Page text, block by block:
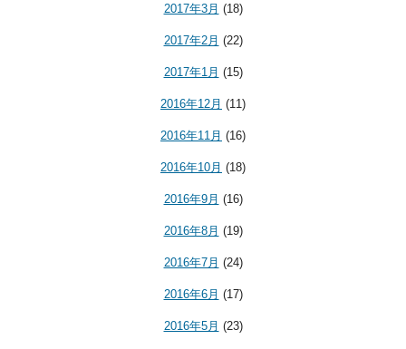
2017年3月 (18)
2017年2月 (22)
2017年1月 (15)
2016年12月 (11)
2016年11月 (16)
2016年10月 (18)
2016年9月 (16)
2016年8月 (19)
2016年7月 (24)
2016年6月 (17)
2016年5月 (23)